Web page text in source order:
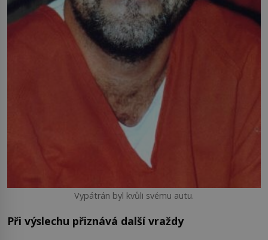
Vypátrán byl kvůli svému autu.
Při výslechu přiznává další vraždy